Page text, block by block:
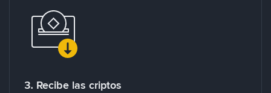
3. Recibe las criptos